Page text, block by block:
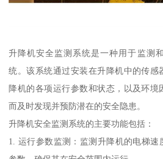
升降机安全监测系统是一种用于监测
统。该系统通过安装在升降机中的传感
降机的各项运行参数和状态，以及环境
而及时发现并预防潜在的安全隐患。
升降机安全监测系统的主要功能包括：
1. 运行参数监测：监测升降机的电梯